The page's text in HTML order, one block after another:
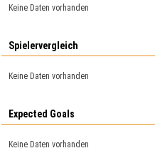
Keine Daten vorhanden
Spielervergleich
Keine Daten vorhanden
Expected Goals
Keine Daten vorhanden